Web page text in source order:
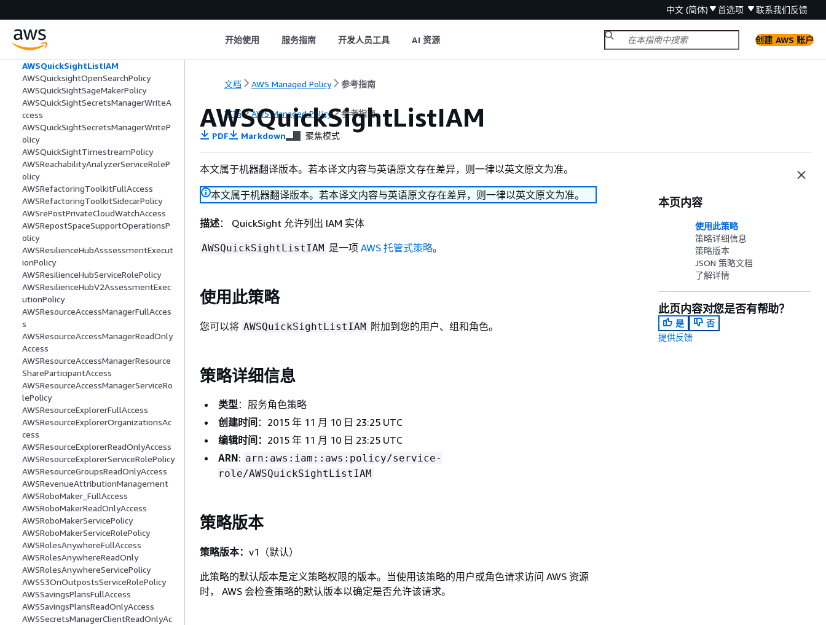
中文 (简体) 首选项 联系我们反馈
开始使用 服务指南 开发人员工具 AI 资源 创建 AWS 账户
AWSQuickSightDescribeRedshift
AWSQuickSightElasticsearchPolicy
AWSQuickSightIoTAnalyticsAccess
AWSQuickSightListIAM
AWSQuicksightOpenSearchPolicy
AWSQuickSightSageMakerPolicy
AWSQuickSightSecretsManagerWriteA
ccess
AWSQuickSightSecretsManagerWriteP
olicy
AWSQuickSightTimestreamPolicy
AWSReachabilityAnalyzerServiceRoleP
olicy
AWSRefactoringToolkitFullAccess
AWSRefactoringToolkitSidecarPolicy
AWSrePostPrivateCloudWatchAccess
AWSRepostSpaceSupportOperationsP
olicy
AWSResilienceHubAsssessmentExecut
ionPolicy
AWSResilienceHubServiceRolePolicy
AWSResilienceHubV2AssessmentExec
utionPolicy
AWSResourceAccessManagerFullAcces
s
AWSResourceAccessManagerReadOnly
Access
AWSResourceAccessManagerResource
ShareParticipantAccess
AWSResourceAccessManagerServiceRo
lePolicy
AWSResourceExplorerFullAccess
AWSResourceExplorerOrganizationsAc
cess
AWSResourceExplorerReadOnlyAccess
AWSResourceExplorerServiceRolePolicy
AWSResourceGroupsReadOnlyAccess
AWSRevenueAttributionManagement
AWSRoboMaker_FullAccess
AWSRoboMakerReadOnlyAccess
AWSRoboMakerServicePolicy
AWSRoboMakerServiceRolePolicy
AWSRolesAnywhereFullAccess
AWSRolesAnywhereReadOnly
AWSRolesAnywhereServicePolicy
AWSS3OnOutpostsServiceRolePolicy
AWSSavingsPlansFullAccess
AWSSavingsPlansReadOnlyAccess
AWSSecretsManagerClientReadOnlyAc
文档 AWS Managed Policy 参考指南
文档 AWS Managed Policy 参考指南
AWSQuickSightListIAM
PDF Markdown 聚焦模式
本文属于机器翻译版本。若本译文内容与英语原文存在差异，则一律以英文原文为准。
本文属于机器翻译版本。若本译文内容与英语原文存在差异，则一律以英文原文为准。
描述： QuickSight 允许列出 IAM 实体
AWSQuickSightListIAM 是一项 AWS 托管式策略。
使用此策略
您可以将 AWSQuickSightListIAM 附加到您的用户、组和角色。
策略详细信息
类型：服务角色策略
创建时间 ：2015 年 11 月 10 日 23:25 UTC
编辑时间： 2015 年 11 月 10 日 23:25 UTC
ARN: arn:aws:iam::aws:policy/service-
role/AWSQuickSightListIAM
策略版本
策略版本： v1（默认）
此策略的默认版本是定义策略权限的版本。当使用该策略的用户或角色请求访问 AWS 资源
时， AWS 会检查策略的默认版本以确定是否允许该请求。
本页内容
使用此策略
策略详细信息
策略版本
JSON 策略文档
了解详情
此页内容对您是否有帮助？
是
否
提供反馈